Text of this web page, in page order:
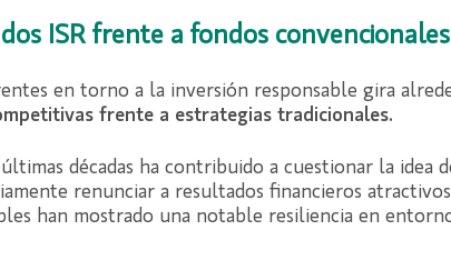
ISR frente a fondos convencionales
en torno a la inversión responsable gira
frente a estrategias tradicionales.
décadas ha contribuido a cuestionar la idea
renunciar a resultados financieros
han mostrado una notable resiliencia en